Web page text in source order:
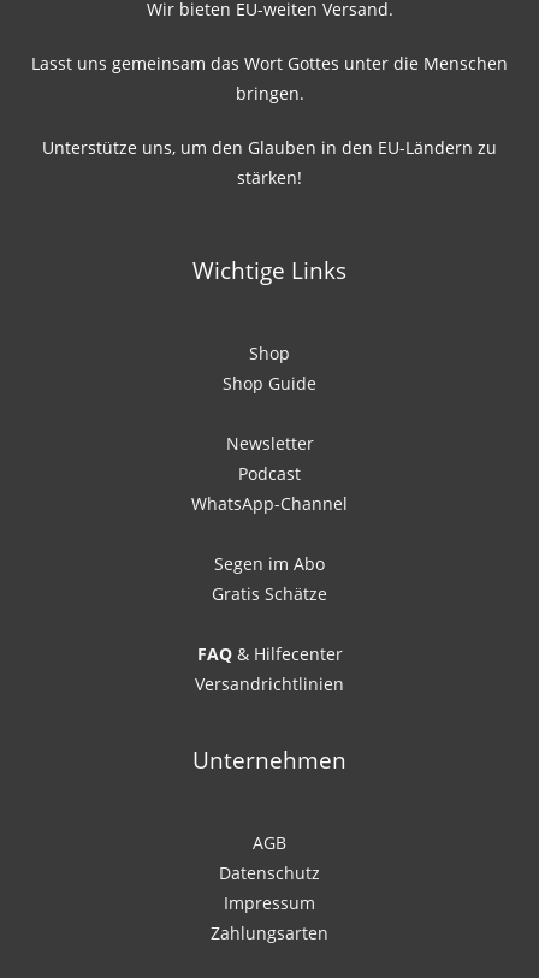
Wir bieten EU-weiten Versand.
Lasst uns gemeinsam das Wort Gottes unter die Menschen
bringen.
Unterstütze uns, um den Glauben in den EU-Ländern zu
stärken!
Wichtige Links
Shop
Shop Guide
Newsletter
Podcast
WhatsApp-Channel
Segen im Abo
Gratis Schätze
FAQ& Hilfecenter
Versandrichtlinien
Unternehmen
AGB
Datenschutz
Impressum
Zahlungsarten